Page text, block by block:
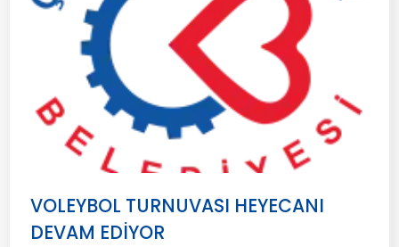
VOLEYBOL TURNUVASI HEYECANI
DEVAM EDİYOR